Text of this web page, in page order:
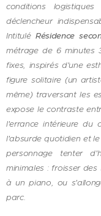
conditions
déclencheur
Intitulé Résidence
métrage de 6 minutes
fixes, inspirés d'une
figure solitaire (un
même) traversant les
expose le contraste
l'errance intérieure du
l'absurde quotidien et
personnage tenter
minimales : froisser
à un piano, ou
parc.